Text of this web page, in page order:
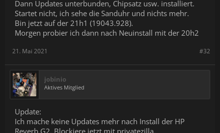
Dann Updates unterbunden, Chipsatz usw. installiert.
Startet nicht, ich sehe die Sanduhr und nichts mehr.
Bin jetzt auf der 21h1 (19043.928).
Morgen probier ich dann nach Neuinstall mit der 20h2
#32
21. Mai 2021
jobinio
Aktives Mitglied
Update:
Ich mache keine Updates mehr nach Install der HP
Reverb G2. Blockiere jetzt mit privatezilla.